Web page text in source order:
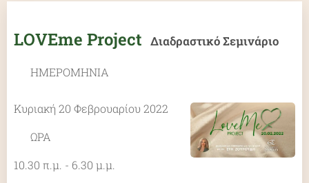
LOVEme Project Διαδραστικό Σεμινάριο
♥ ΗΜΕΡΟΜΗΝΙΑ
Κυριακή 20 Φεβρουαρίου 2022
♥ ΩΡΑ
10.30 π.μ. - 6.30 μ.μ.